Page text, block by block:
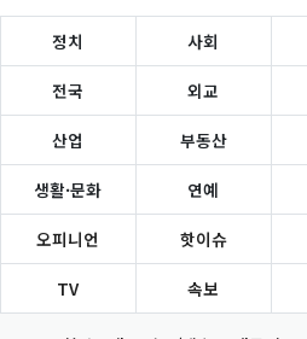
정치 사회
전국 외교
산업 부동산
생활·문화 연예
오피니언 핫이슈
TV 속보